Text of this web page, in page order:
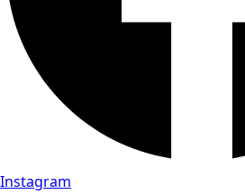
Instagram